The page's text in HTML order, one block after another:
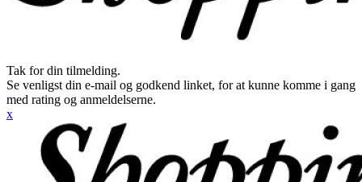
Tak for din tilmelding.
Se venligst din e-mail og godkend linket, for at kunne komme i gang
med rating og anmeldelserne.
x